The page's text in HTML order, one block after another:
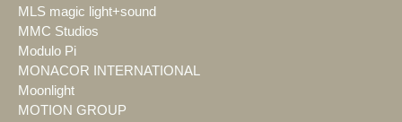
MLS magic light+sound
MMC Studios
Modulo Pi
MONACOR INTERNATIONAL
Moonlight
MOTION GROUP